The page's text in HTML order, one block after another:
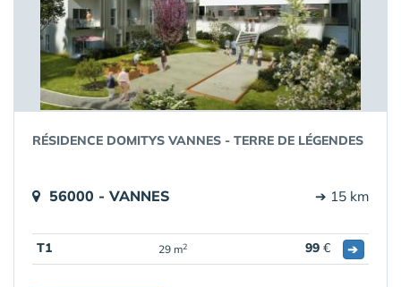
RÉSIDENCE DOMITYS VANNES - TERRE DE LÉGENDES
56000 - VANNES ➔ 15 km
T1 29 m2 99 € ➔